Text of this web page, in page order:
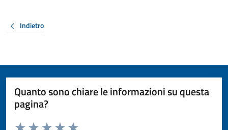
Indietro
Quanto sono chiare le informazioni su questa
pagina?
Valuta da 1 a 5 stelle la pagina